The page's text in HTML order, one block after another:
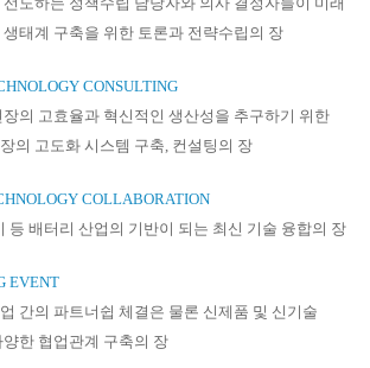
태계 구축을 위한 토론과 전략수립의 장
CONSULTING
의 고효율과 혁신적인 생산성을 추구하기 위한
의 고도화 시스템 구축, 컨설팅의 장
COLLABORATION
등 배터리 산업의 기반이 되는 최신 기술 융합의 장
EVENT
간의 파트너쉽 체결은 물론 신제품 및 신기술
한 협업관계 구축의 장